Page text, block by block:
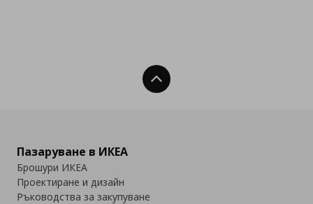
Нагоре
Пазаруване в ИКЕА
Брошури ИКЕА
Проектиране и дизайн
Ръководства за закупуване